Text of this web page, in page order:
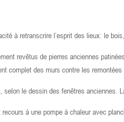
à retranscrire l’esprit des lieux: le
revêtus de pierres anciennes
complet des murs contre les
le dessin des fenêtres anciennes.
à une pompe à chaleur avec